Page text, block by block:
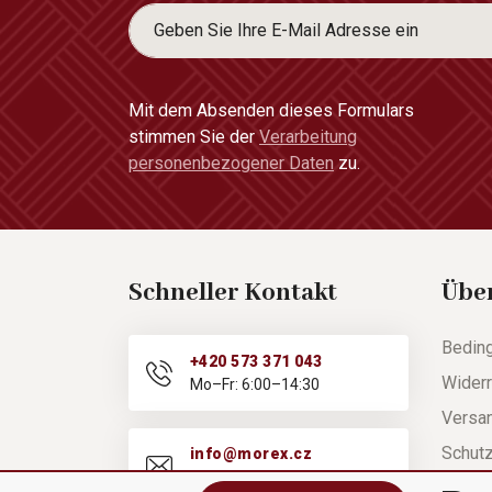
Mit dem Absenden dieses Formulars
stimmen Sie der Verarbeitung
personenbezogener Daten zu.
Schneller Kontakt
+420 573 371 043
Mo–Fr: 6:00–14:30
info@morex.cz
Mo–Fr: 6:00–14:30